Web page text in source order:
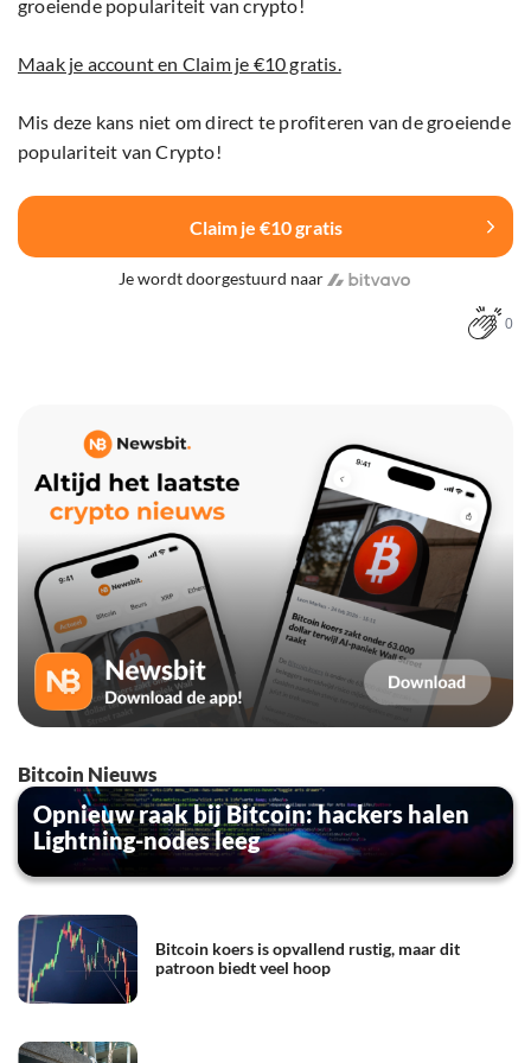
groeiende populariteit van crypto!
Maak je account en Claim je €10 gratis.
Mis deze kans niet om direct te profiteren van de groeiende
populariteit van Crypto!
Claim je €10 gratis
Je wordt doorgestuurd naar
0
Bitcoin Nieuws
Opnieuw raak bij Bitcoin: hackers halen
Lightning-nodes leeg
Bitcoin koers is opvallend rustig, maar dit
patroon biedt veel hoop